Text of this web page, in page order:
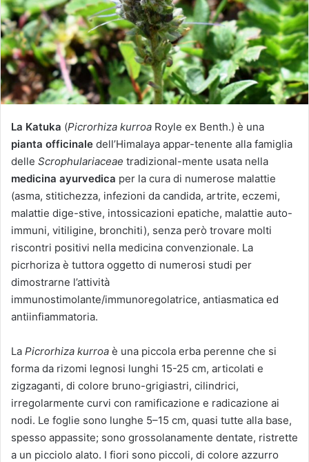
'
e
m
a
i
l
La Katuka (Picrorhiza kurroa Royle ex Benth.) è una
pianta officinale dell’Himalaya appar-tenente alla famiglia
delle Scrophulariaceae tradizional-mente usata nella
medicina ayurvedica per la cura di numerose malattie
(asma, stitichezza, infezioni da candida, artrite, eczemi,
malattie dige-stive, intossicazioni epatiche, malattie auto-
immuni, vitiligine, bronchiti), senza però trovare molti
riscontri positivi nella medicina convenzionale. La
picrhoriza è tuttora oggetto di numerosi studi per
dimostrarne l’attività
immunostimolante/immunoregolatrice, antiasmatica ed
antiinfiammatoria.
La Picrorhiza kurroa è una piccola erba perenne che si
forma da rizomi legnosi lunghi 15-25 cm, articolati e
zigzaganti, di colore bruno-grigiastri, cilindrici,
irregolarmente curvi con ramificazione e radicazione ai
nodi. Le foglie sono lunghe 5–15 cm, quasi tutte alla base,
spesso appassite; sono grossolanamente dentate, ristrette
a un picciolo alato. I fiori sono piccoli, di colore azzurro